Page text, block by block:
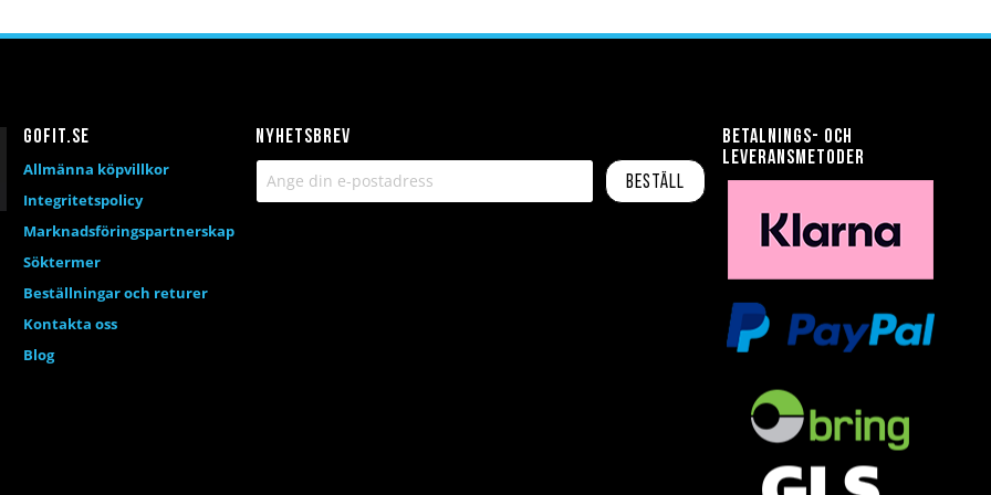
Nyhetsbrev
Beställ
Betalnings- och
leveransmetoder
Gofit.se
Allmänna köpvillkor
Integritetspolicy
Marknadsföringspartnerskap
Söktermer
Beställningar och returer
Kontakta oss
Blog